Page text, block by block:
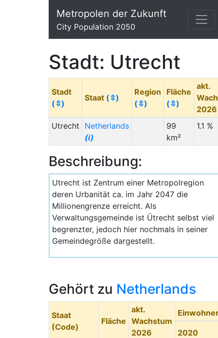
Metropolen der Zukunft
City Population 2050
Stadt: Utrecht
Stadt
(⇳)
Staat (⇳)
Region
(⇳)
Fläche
(⇳)
akt.
Utrecht
Netherlands
(i)
99
km²
1.1 %
Beschreibung:
Utrecht ist Zentrum einer Metropolregion
deren Urbanität ca. im Jahr 2047 die
Millionengrenze erreicht. Als
Verwaltungsgemeinde ist Ütrecht selbst viel
begrenzter, jedoch hier nochmals in seiner
Gemeindegröße dargestellt.
Gehört zu Netherlands
Staat
(Code)
Fläche
akt.
Wachstum
2026
2020